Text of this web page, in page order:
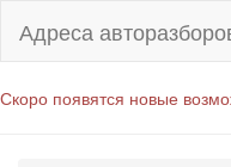
Адреса
Скоро появятся новые